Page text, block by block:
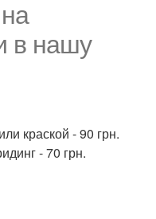
в нашу
краской - 90 грн.
- 70 грн.